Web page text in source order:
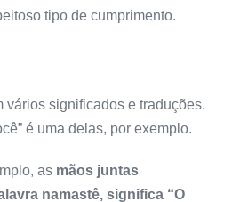
tipo de cumprimento.
vários significados e traduções.
é uma delas, por exemplo.
as mãos juntas
namastê, significa “O